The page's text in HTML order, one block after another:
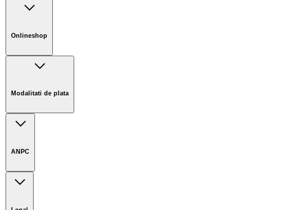
Onlineshop
Informații magazin online
Retur
Modalitati de plata
ANPC